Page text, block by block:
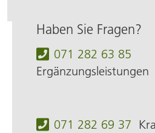
Haben Sie Fragen?
071 282 63 85
Ergänzungsleistungen
071 282 69 37